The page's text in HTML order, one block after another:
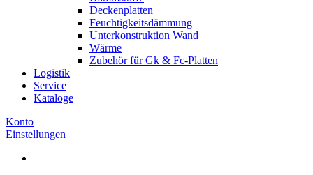
Deckenplatten
Feuchtigkeitsdämmung
Unterkonstruktion Wand
Wärme
Zubehör für Gk & Fc-Platten
Logistik
Service
Kataloge
Konto
Einstellungen